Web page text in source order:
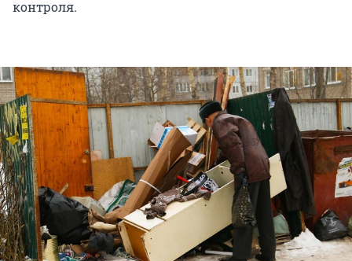
контроля.